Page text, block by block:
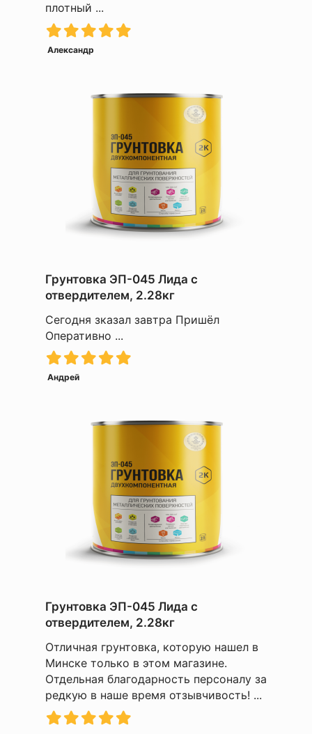
плотный ...
Александр
Грунтовка ЭП-045 Лида с
отвердителем, 2.28кг
Сегодня зказал завтра Пришёл
Оперативно ...
Андрей
Грунтовка ЭП-045 Лида с
отвердителем, 2.28кг
Отличная грунтовка, которую нашел в
Минске только в этом магазине.
Отдельная благодарность персоналу за
редкую в наше время отзывчивость! ...